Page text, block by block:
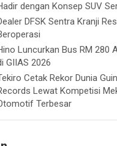
dengan Konsep SUV
DFSK Sentra Kranji
Luncurkan Bus RM 280
GIIAS 2026
Cetak Rekor Dunia
Lewat Kompetisi
Terbesar